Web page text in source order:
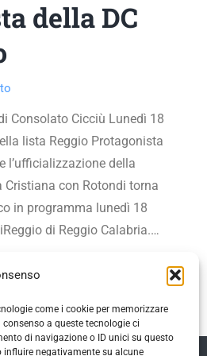
come i cookie per memorizzare
a queste tecnologie ci
di navigazione o ID unici su questo
negativamente su alcune
della DC
Consolato Cicciù Lunedì 18
lista Reggio Protagonista
l’ufficializzazione della
con Rotondi torna
in programma lunedì 18
di Reggio Calabria.…